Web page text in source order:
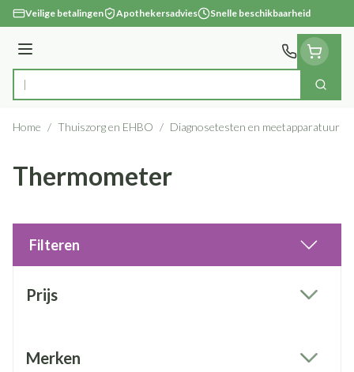
Ga naar de inhoud
Veilige betalingen Apothekersadvies Snelle beschikbaarheid
Menu
Product, merk, categorie... Zoek
Home / Thuiszorg en EHBO / Diagnosetesten en meetapparatuur
Thermometer
Filteren
Prijs
Merken